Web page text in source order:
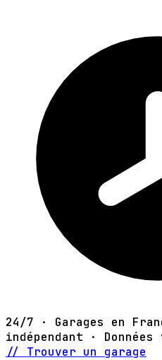
24/7 · Garages en
indépendant ·
// Trouver un garage